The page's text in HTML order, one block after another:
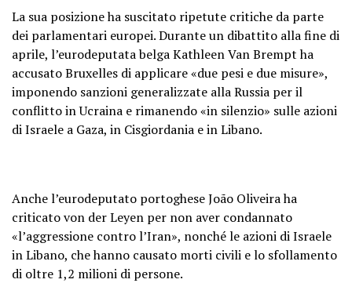
La sua posizione ha suscitato ripetute critiche da parte
dei parlamentari europei. Durante un dibattito alla fine di
aprile, l’eurodeputata belga Kathleen Van Brempt ha
accusato Bruxelles di applicare «due pesi e due misure»,
imponendo sanzioni generalizzate alla Russia per il
conflitto in Ucraina e rimanendo «in silenzio» sulle azioni
di Israele a Gaza, in Cisgiordania e in Libano.
Anche l’eurodeputato portoghese João Oliveira ha
criticato von der Leyen per non aver condannato
«l’aggressione contro l’Iran», nonché le azioni di Israele
in Libano, che hanno causato morti civili e lo sfollamento
di oltre 1,2 milioni di persone.